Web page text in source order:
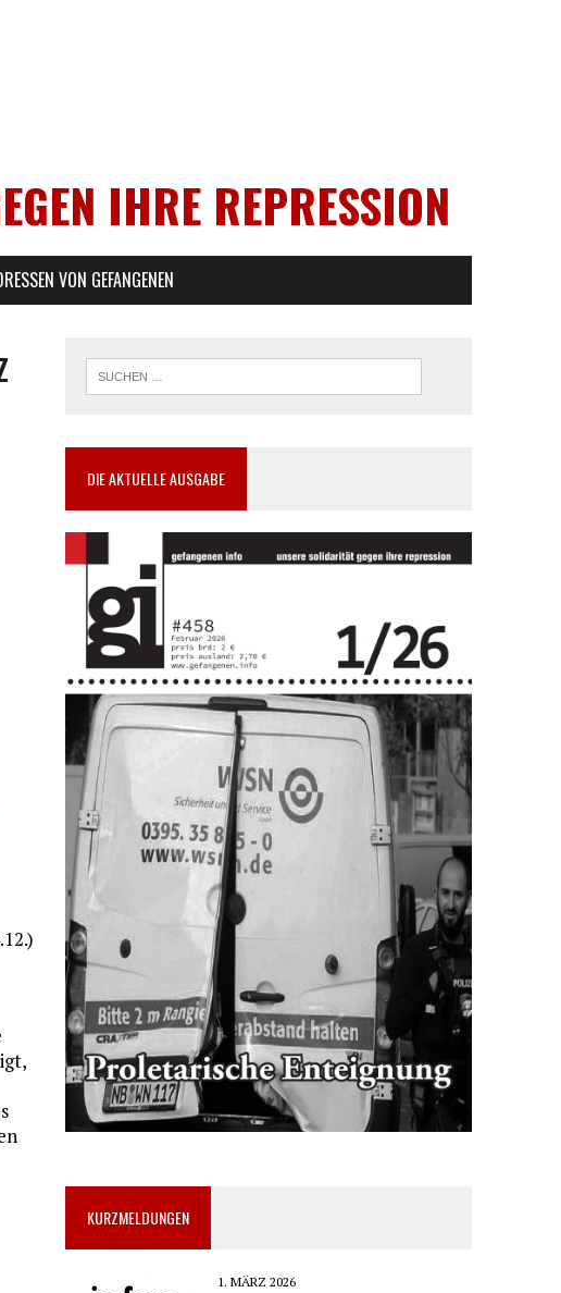
IHRE REPRESSION
VON GEFANGENEN
DIE AKTUELLE AUSGABE
KURZMELDUNGEN
1. MÄRZ 2026